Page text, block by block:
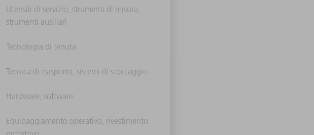
Utensili di servizio, strumenti di misura,
strumenti ausiliari
Tecnologia di tenuta
Tecnica di trasporto, sistemi di stoccaggio
Hardware, software
Equipaggiamento operativo, rivestimento